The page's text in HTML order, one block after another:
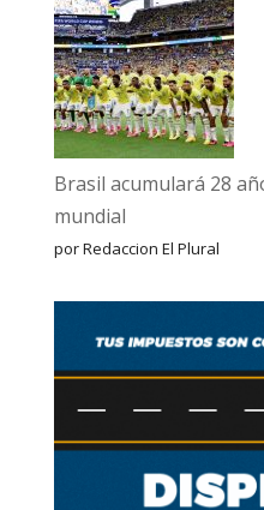
Brasil acumulará 28
mundial
por Redaccion El Plural